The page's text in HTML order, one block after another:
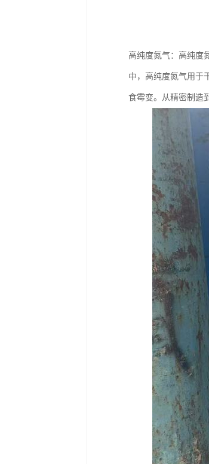
高纯度氮气：高纯度
中，高纯度氮气用于
食霉变。从精密制造